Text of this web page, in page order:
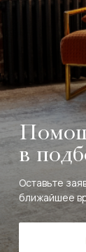
в
Оставьте
ближайшее